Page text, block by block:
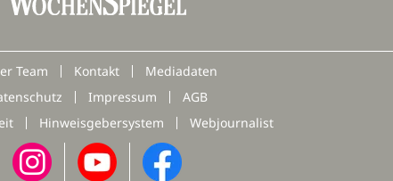
Team Kontakt
Mediadaten
Impressum
AGB
Hinweisgebersystem Webjournalist